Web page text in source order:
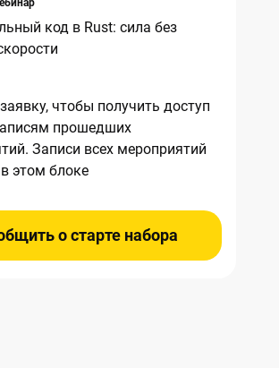
код в Rust: сила без
чтобы получить доступ
прошедших
Записи всех мероприятий
этом блоке
о старте набора